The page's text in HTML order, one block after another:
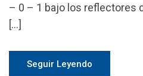
– 0 – 1 bajo los reflectores
[…]
Seguir Leyendo